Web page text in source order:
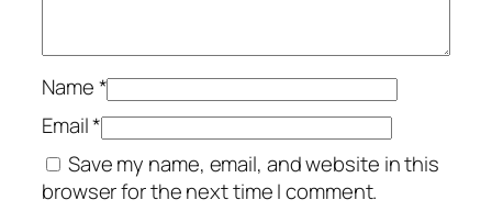
Name*
Email*
Save my name, email, and website in this
browser for the next time I comment.